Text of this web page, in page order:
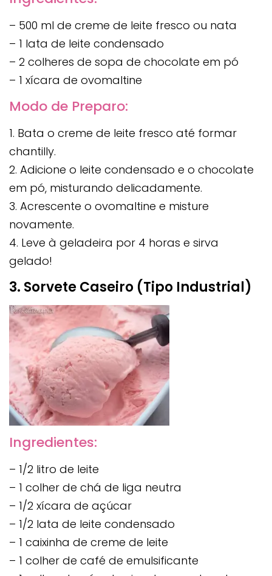
– 500 ml de creme de leite fresco ou nata
– 1 lata de leite condensado
– 2 colheres de sopa de chocolate em pó
– 1 xícara de ovomaltine
Modo de Preparo:
1. Bata o creme de leite fresco até formar
chantilly.
2. Adicione o leite condensado e o chocolate
em pó, misturando delicadamente.
3. Acrescente o ovomaltine e misture
novamente.
4. Leve à geladeira por 4 horas e sirva
gelado!
3. Sorvete Caseiro (Tipo Industrial)
Ingredientes:
– 1/2 litro de leite
– 1 colher de chá de liga neutra
– 1/2 xícara de açúcar
– 1/2 lata de leite condensado
– 1 caixinha de creme de leite
– 1 colher de café de emulsificante